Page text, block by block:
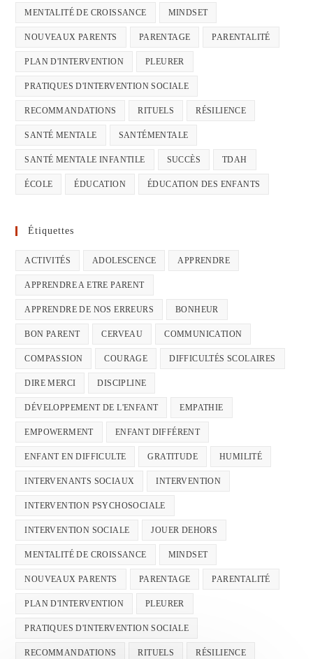
MENTALITÉ DE CROISSANCE MINDSET
NOUVEAUX PARENTS PARENTAGE PARENTALITÉ
PLAN D'INTERVENTION PLEURER
PRATIQUES D'INTERVENTION SOCIALE
RECOMMANDATIONS RITUELS RÉSILIENCE
SANTÉ MENTALE SANTÉMENTALE
SANTÉ MENTALE INFANTILE SUCCÈS TDAH
ÉCOLE ÉDUCATION ÉDUCATION DES ENFANTS
Étiquettes
ACTIVITÉS ADOLESCENCE APPRENDRE
APPRENDRE A ETRE PARENT
APPRENDRE DE NOS ERREURS BONHEUR
BON PARENT CERVEAU COMMUNICATION
COMPASSION COURAGE DIFFICULTÉS SCOLAIRES
DIRE MERCI DISCIPLINE
DÉVELOPPEMENT DE L'ENFANT EMPATHIE
EMPOWERMENT ENFANT DIFFÉRENT
ENFANT EN DIFFICULTE GRATITUDE HUMILITÉ
INTERVENANTS SOCIAUX INTERVENTION
INTERVENTION PSYCHOSOCIALE
INTERVENTION SOCIALE JOUER DEHORS
MENTALITÉ DE CROISSANCE MINDSET
NOUVEAUX PARENTS PARENTAGE PARENTALITÉ
PLAN D'INTERVENTION PLEURER
PRATIQUES D'INTERVENTION SOCIALE
RECOMMANDATIONS RITUELS RÉSILIENCE